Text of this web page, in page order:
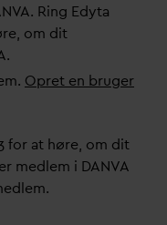
VA. Ring Edyta
om dit
Opret en bruger
for at høre, om dit
medlem i DANVA